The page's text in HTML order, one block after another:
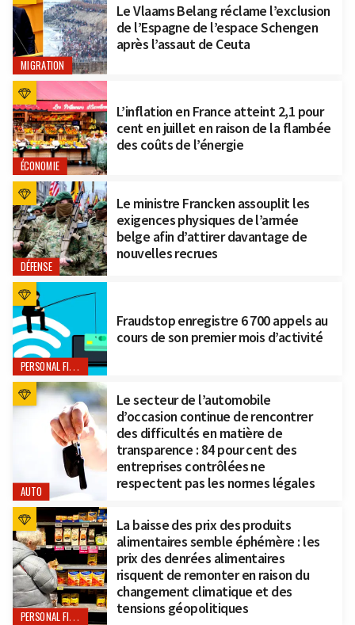
MIGRATION
Le Vlaams Belang réclame l’exclusion
de l’Espagne de l’espace Schengen
après l’assaut de Ceuta
ÉCONOMIE
L’inflation en France atteint 2,1 pour
cent en juillet en raison de la flambée
des coûts de l’énergie
DÉFENSE
Le ministre Francken assouplit les
exigences physiques de l’armée
belge afin d’attirer davantage de
nouvelles recrues
PERSONAL FINANCE
Fraudstop enregistre 6 700 appels au
cours de son premier mois d’activité
AUTO
Le secteur de l’automobile
d’occasion continue de rencontrer
des difficultés en matière de
transparence : 84 pour cent des
entreprises contrôlées ne
respectent pas les normes légales
PERSONAL FINANCE
La baisse des prix des produits
alimentaires semble éphémère : les
prix des denrées alimentaires
risquent de remonter en raison du
changement climatique et des
tensions géopolitiques